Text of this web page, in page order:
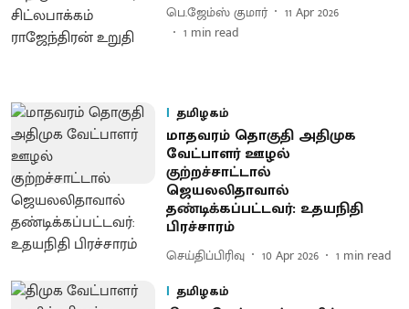
பெ.ஜேம்ஸ் குமார்
11 Apr 2026
1 min read
தமிழகம்
மாதவரம் தொகுதி அதிமுக
வேட்பாளர் ஊழல்
குற்றச்சாட்டால்
ஜெயலலிதாவால்
தண்டிக்கப்பட்டவர்: உதயநிதி
பிரச்சாரம்
செய்திப்பிரிவு 10 Apr 2026 1 min read
தமிழகம்